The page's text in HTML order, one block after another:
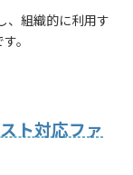
、組織的に利用す
。
ト対応ファ